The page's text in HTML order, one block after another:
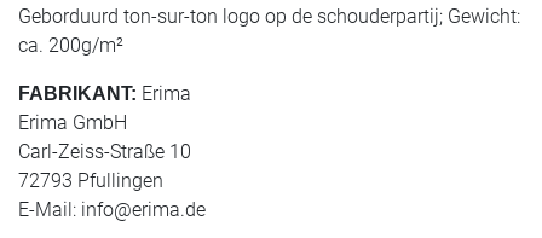
Geborduurd ton-sur-ton logo op de schouderpartij; Gewicht:
ca. 200g/m²
FABRIKANT: Erima
Erima GmbH
Carl-Zeiss-Straße 10
72793 Pfullingen
E-Mail: info@erima.de